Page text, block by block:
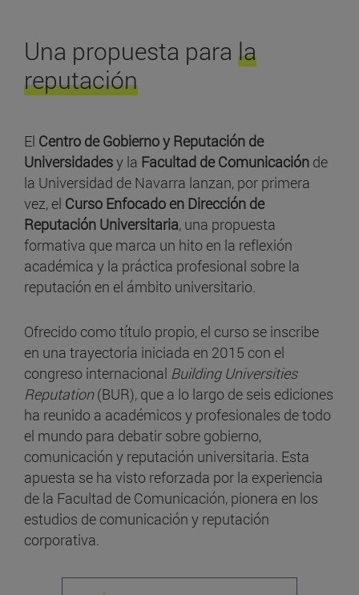
Una propuesta para la
reputación
El Centro de Gobierno y Reputación de
Universidadesy la Facultad de Comunicación de
la Universidad de Navarra lanzan, por primera
vez, el Curso Enfocado en Dirección de
Reputación Universitaria, una propuesta
formativa que marca un hito en la reflexión
académica y la práctica profesional sobre la
reputación en el ámbito universitario.
Ofrecido como título propio, el curso se inscribe
en una trayectoria iniciada en 2015 con el
congreso internacional Building Universities
Reputation(BUR), que a lo largo de seis ediciones
ha reunido a académicos y profesionales de todo
el mundo para debatir sobre gobierno,
comunicación y reputación universitaria. Esta
apuesta se ha visto reforzada por la experiencia
de la Facultad de Comunicación, pionera en los
estudios de comunicación y reputación
corporativa.